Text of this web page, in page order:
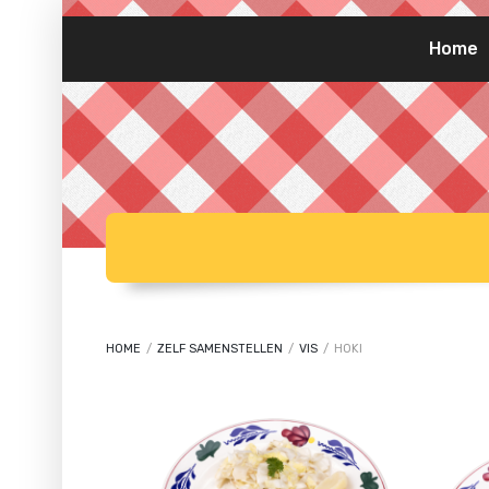
Home
HOME / ZELF SAMENSTELLEN / VIS / HOKI